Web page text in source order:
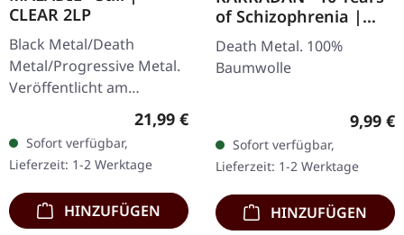
CLEAR 2LP
Black Metal/Death
Metal/Progressive Metal.
Veröffentlicht am
10.04.2015, auf Supreme
Transparentes Doppel-
Vinyl im schweren…
Regulärer Preis:
21,99 €
Sofort verfügbar,
Lieferzeit: 1-2 Werktage
HINZUFÜGEN
of Schizophrenia |
LONGSLEEVE
Death Metal. 100%
Baumwolle
9,99 €
Sofort verfügbar,
Lieferzeit: 1-2 Werktage
HINZUFÜGEN